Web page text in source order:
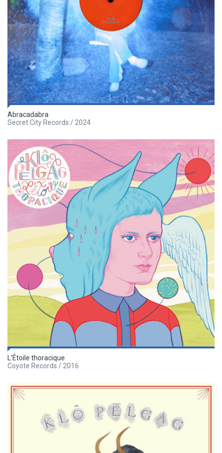
Abracadabra
Secret City Records / 2024
L'Étoile thoracique
Coyote Records / 2016